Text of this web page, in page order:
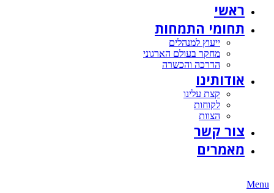
ראשי
תחומי התמחות
ייעוץ למנהלים
מחקר בעולם הארגוני
הדרכה והכשרה
אודותינו
קצת עלינו
לקוחות
הצוות
צור קשר
מאמרים
Menu